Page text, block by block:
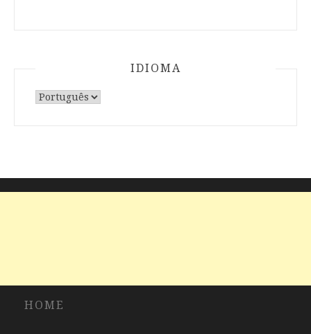
IDIOMA
Escolha
HOME